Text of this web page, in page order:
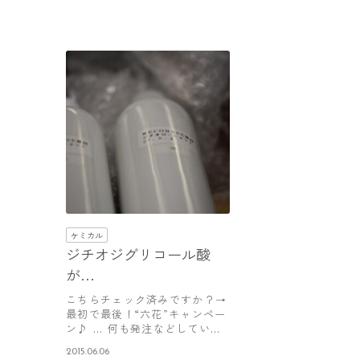
ケミカル
ジチオジグリコール酸
が…
こちらチェック済みですか？→
最初で最後！“六花”キャンペー
ン♪ … 何も発注などしていな
2015.06.06